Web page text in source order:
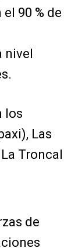
90 % de
nivel
los
Las
Troncal
de